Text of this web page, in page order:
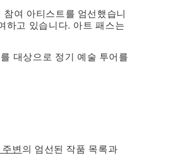
참여 아티스트를 엄선했습니
하고 있습니다. 아트 패스는
대상으로 정기 예술 투어를
변 의 엄선된 작품 목록과